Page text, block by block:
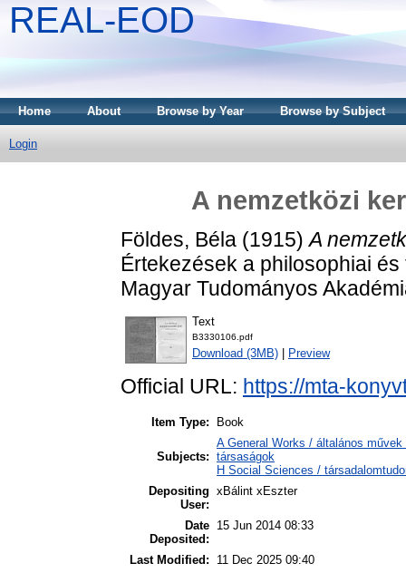
REAL-EOD
Home About Browse by Year Browse by Subject
Login
A nemzetközi
Földes, Béla (1915)A
Értekezések a philosophiai
Magyar Tudományos
Text
B3330106.pdf
Download (3MB) Preview
Official URL: https://mta-
Item Type: Book
Subjects:
A General Works / általános
társaságok
H Social Sciences /
Depositing
User:
xBálint xEszter
Date
Deposited:
15 Jun 2014 08:33
Last Modified:
11 Dec 2025 09:40